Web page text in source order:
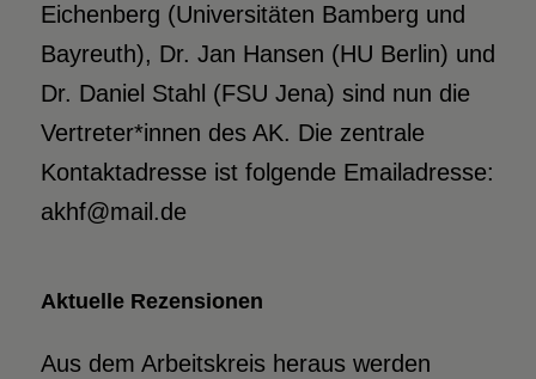
Eichenberg (Universitäten Bamberg und
Bayreuth), Dr. Jan Hansen (HU Berlin) und
Dr. Daniel Stahl (FSU Jena) sind nun die
Vertreter*innen des AK. Die zentrale
Kontaktadresse ist folgende Emailadresse:
akhf@mail.de
Aktuelle Rezensionen
Aus dem Arbeitskreis heraus werden